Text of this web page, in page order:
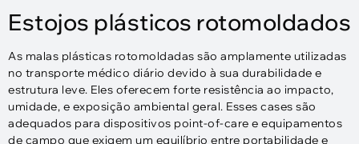
Estojos plásticos rotomoldados
As malas plásticas rotomoldadas são amplamente utilizadas
no transporte médico diário devido à sua durabilidade e
estrutura leve. Eles oferecem forte resistência ao impacto,
umidade, e exposição ambiental geral. Esses cases são
adequados para dispositivos point-of-care e equipamentos
de campo que exigem um equilíbrio entre portabilidade e